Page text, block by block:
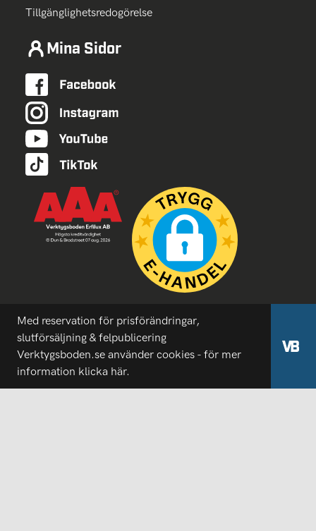
Tillgänglighetsredogörelse
Mina Sidor
Med reservation för prisförändringar,
slutförsäljning & felpublicering
Verktygsboden.se använder cookies - för mer
information klicka här.